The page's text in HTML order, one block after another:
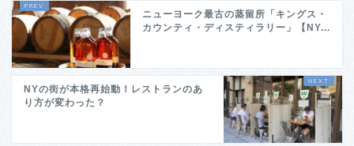
ニューヨーク最古の蒸留所「キングス・
カウンティ・ディスティラリー」【NY...
NYの街が本格再始動！レストランのあ
り方が変わった？